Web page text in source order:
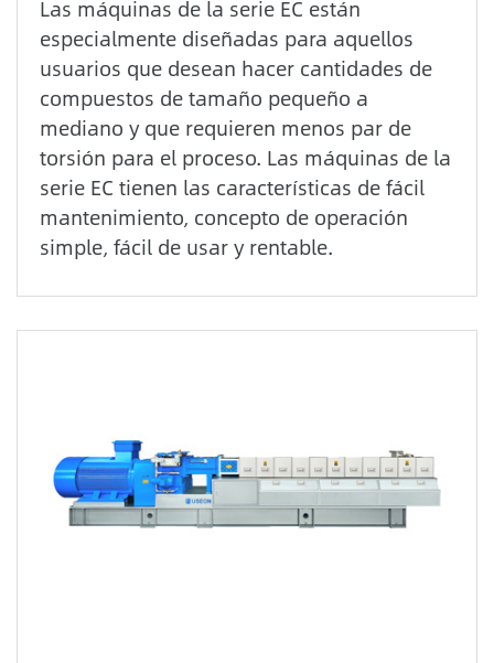
Las máquinas de la serie EC están
especialmente diseñadas para aquellos
usuarios que desean hacer cantidades de
compuestos de tamaño pequeño a
mediano y que requieren menos par de
torsión para el proceso. Las máquinas de la
serie EC tienen las características de fácil
mantenimiento, concepto de operación
simple, fácil de usar y rentable.